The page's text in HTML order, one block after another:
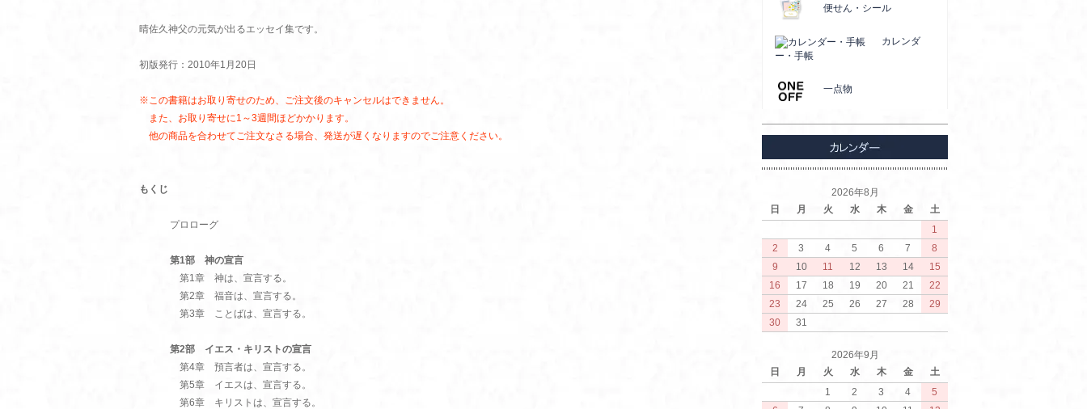
晴佐久神父の元気が出るエッセイ集です。
初版発行：2010年1月20日
※この書籍はお取り寄せのため、ご注文後のキャンセルはできません。
また、お取り寄せに1～3週間ほどかかります。
他の商品を合わせてご注文なさる場合、発送が遅くなりますのでご注意ください。
もくじ
プロローグ
第1部 神の宣言
第1章 神は、宣言する。
第2章 福音は、宣言する。
第3章 ことばは、宣言する。
第2部 イエス・キリストの宣言
第4章 預言者は、宣言する。
第5章 イエスは、宣言する。
第6章 キリストは、宣言する。
便せん・シール
カレンダ
ー・手帳
一点物
2026年8月
日
月 火 水 木 金
土
1
2
3 4 5 6 7
8
9
10 11 12 13 14
15
16
17 18 19 20 21
22
23
24 25 26 27 28
29
30
31
2026年9月
日
月 火 水 木 金
土
1
2 3 4
5